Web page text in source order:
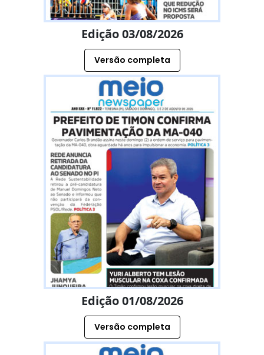
Edição 03/08/2026
Versão completa
Edição 01/08/2026
Versão completa